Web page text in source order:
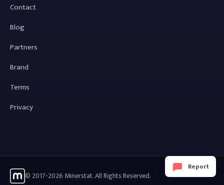
Report
Contact
Blog
Partners
Brand
Terms
Privacy
© 2017-2026 Minerstat. All Rights Reserved.